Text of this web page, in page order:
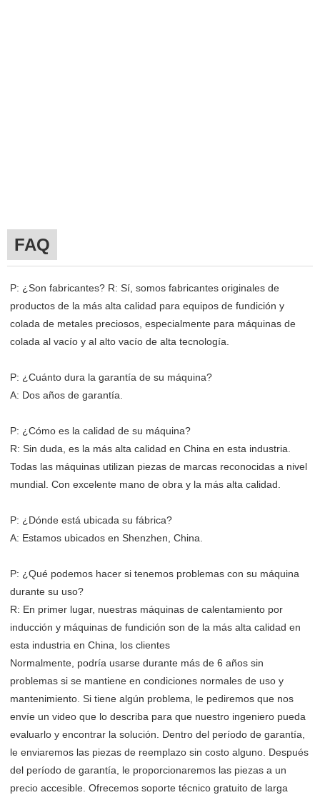
FAQ
P: ¿Son fabricantes? R: Sí, somos fabricantes originales de
productos de la más alta calidad para equipos de fundición y
colada de metales preciosos, especialmente para máquinas de
colada al vacío y al alto vacío de alta tecnología.
P: ¿Cuánto dura la garantía de su máquina?
A: Dos años de garantía.
P: ¿Cómo es la calidad de su máquina?
R: Sin duda, es la más alta calidad en China en esta industria.
Todas las máquinas utilizan piezas de marcas reconocidas a nivel
mundial. Con excelente mano de obra y la más alta calidad.
P: ¿Dónde está ubicada su fábrica?
A: Estamos ubicados en Shenzhen, China.
P: ¿Qué podemos hacer si tenemos problemas con su máquina
durante su uso?
R: En primer lugar, nuestras máquinas de calentamiento por
inducción y máquinas de fundición son de la más alta calidad en
esta industria en China, los clientes
Normalmente, podría usarse durante más de 6 años sin
problemas si se mantiene en condiciones normales de uso y
mantenimiento. Si tiene algún problema, le pediremos que nos
envíe un video que lo describa para que nuestro ingeniero pueda
evaluarlo y encontrar la solución. Dentro del período de garantía,
le enviaremos las piezas de reemplazo sin costo alguno. Después
del período de garantía, le proporcionaremos las piezas a un
precio accesible. Ofrecemos soporte técnico gratuito de larga